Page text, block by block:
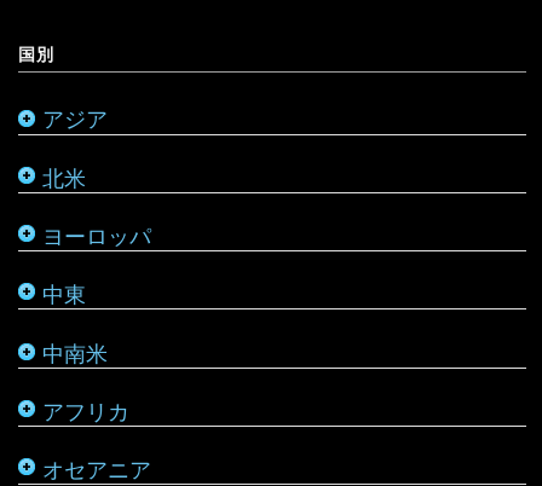
国別
アジア
モルディブ
北米
カナダ
メキシコ
ヨーロッパ
ルクセンブルク
ロシア
タタールスタン共和国
中東
バーレーン
パレスチナ
ヨルダン
レバノン
中南米
ブラジル
ベネズエラ
ベリーズ
ペルー
ボリビア
ホンジュラス
アフリカ
マダガスカル
マラウイ
南アフリカ
モザンビーク
モロッコ
モーリシャス
ルワンダ
オセアニア
サモア
ソロモン諸島
トンガ
ニュージーランド
バヌアツ
パラオ
仏領ポリネシア
タヒチ
マーシャル諸島